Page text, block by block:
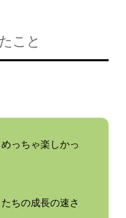
こと
っちゃ楽しかっ
ちの成長の速さ